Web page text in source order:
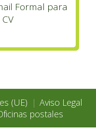
Formal para
(UE)
Aviso Legal
postales